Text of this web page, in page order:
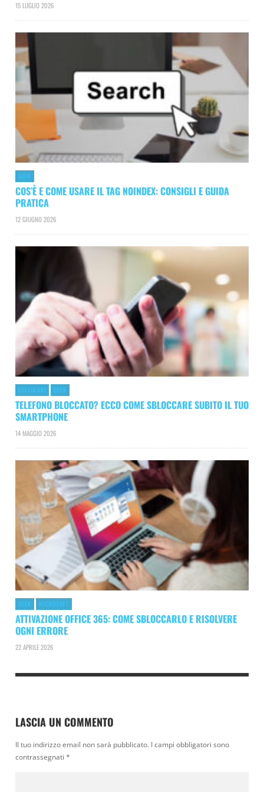
15 LUGLIO 2026
GEEK
COS’È E COME USARE IL TAG NOINDEX: CONSIGLI E GUIDA
PRATICA
12 GIUGNO 2026
CELLULARI GEEK
TELEFONO BLOCCATO? ECCO COME SBLOCCARE SUBITO IL TUO
SMARTPHONE
14 MAGGIO 2026
GEEK MICROSOFT
ATTIVAZIONE OFFICE 365: COME SBLOCCARLO E RISOLVERE
OGNI ERRORE
22 APRILE 2026
LASCIA UN COMMENTO
Il tuo indirizzo email non sarà pubblicato. I campi obbligatori sono
contrassegnati *